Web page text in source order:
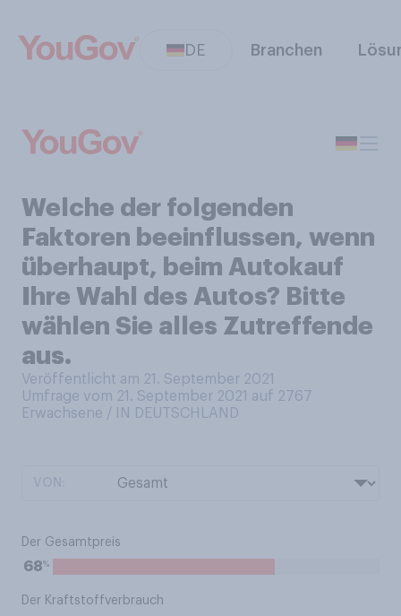
DE Branchen
Welche der folgenden
Faktoren beeinflussen, wenn
überhaupt, beim Autokauf
Ihre Wahl des Autos? Bitte
wählen Sie alles Zutreffende
aus.
Veröffentlicht am 21. September 2021
Umfrage vom 21. September 2021 auf 2767
Erwachsene / IN DEUTSCHLAND
Der Gesamtpreis
68%
Der Kraftstoffverbrauch